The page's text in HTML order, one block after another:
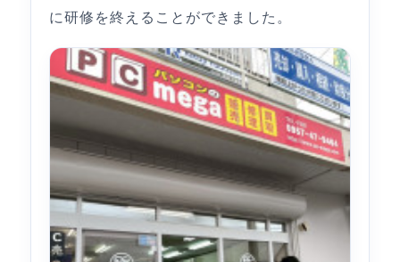
に研修を終えることができました。